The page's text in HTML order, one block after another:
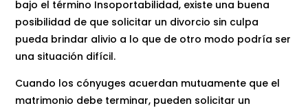
bajo el término Insoportabilidad, existe una buena
posibilidad de que solicitar un divorcio sin culpa
pueda brindar alivio a lo que de otro modo podría ser
una situación difícil.
Cuando los cónyuges acuerdan mutuamente que el
matrimonio debe terminar, pueden solicitar un